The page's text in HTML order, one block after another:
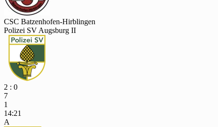
CSC Batzenhofen-Hirblingen
Polizei SV Augsburg II
2 : 0
7
1
14:21
A